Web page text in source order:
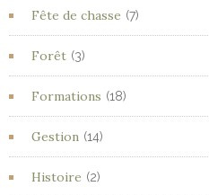
Fête de chasse (7)
Forêt (3)
Formations (18)
Gestion (14)
Histoire (2)